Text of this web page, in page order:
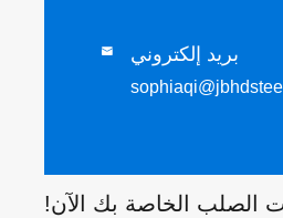
 بريد إلكتروني
الصلب الخاصة بك الآن!